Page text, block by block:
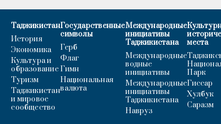
Таджикистан
История
Экономика
Культура и
образование
Туризм
Таджикистан
и мировое
сообщество
Государственные
символы
Герб
Флаг
Гимн
Национальная
валюта
Международные
инициативы
Таджикистана
Международные
водные
инициативы
Международные
инициативы
Таджикистана
Навруз
места
Парк
Гиссар
Хулбук
Саразм